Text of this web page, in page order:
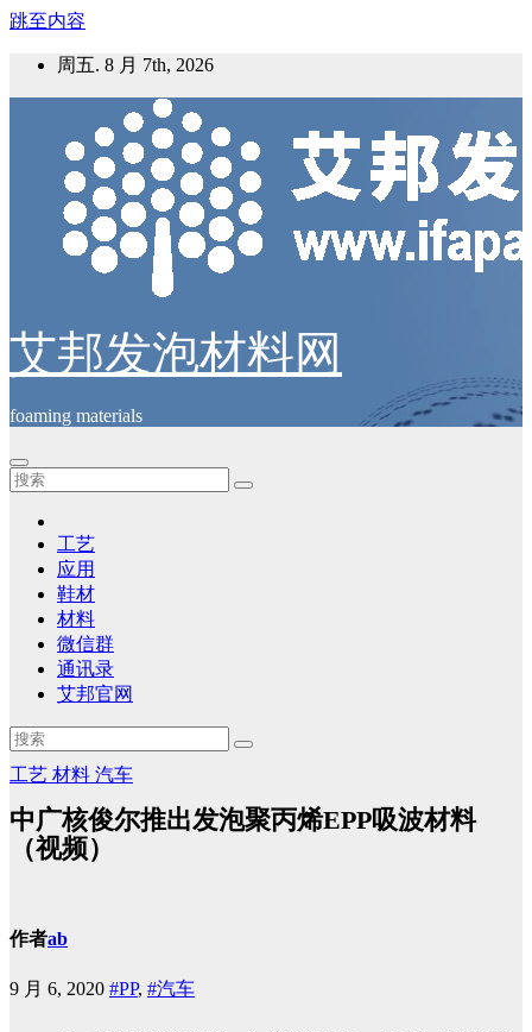
跳至内容
周五. 8 月 7th, 2026
艾邦发泡材料网
foaming materials
工艺
应用
鞋材
材料
微信群
通讯录
艾邦官网
工艺 材料 汽车
中广核俊尔推出发泡聚丙烯EPP吸波材料
（视频）
作者ab
9 月 6, 2020 #PP, #汽车